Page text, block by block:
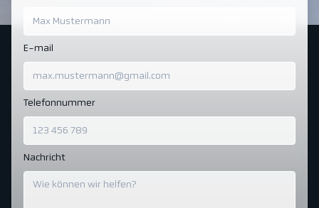
E-mail
Telefonnummer
Nachricht